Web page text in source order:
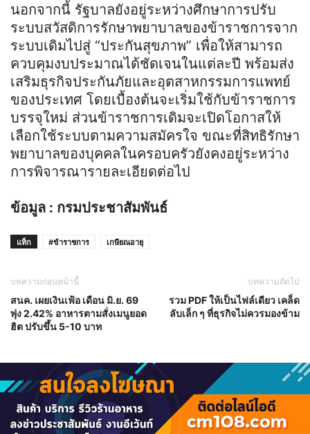
นอกจากนี้ รัฐบาลยังอยู่ระหว่างศึกษาการปรับ
ระบบสวัสดิการรักษาพยาบาลของข้าราชการจาก
ระบบเดิมไปสู่ “ประกันสุขภาพ” เพื่อให้สามารถ
ควบคุมงบประมาณได้ชัดเจนในแต่ละปี พร้อมส่ง
เสริมธุรกิจประกันภัยและอุตสาหกรรมการแพทย์
ของประเทศ โดยเบื้องต้นจะเริ่มใช้กับข้าราชการ
บรรจุใหม่ ส่วนข้าราชการเดิมจะเปิดโอกาสให้
เลือกใช้ระบบตามความสมัครใจ ขณะที่สิทธิรักษา
พยาบาลของบุคคลในครอบครัวยังคงอยู่ระหว่าง
การพิจารณารายละเอียดต่อไป
ข้อมูล : กรมประชาสัมพันธ์
แท็ก #ข้าราชการ เกษียณอายุ
บทความก่อนหน้านี้
สนค. เผยเงินเฟ้อ เดือน มิ.ย. 69
พุ่ง 2.42% อาหารตามสั่งเมนูยอด
ฮิต ปรับขึ้น 5-10 บาท
บทความถัดไป
รวม PDF ให้เป็นไฟล์เดียว เคล็ด
ลับเล็ก ๆ ที่ธุรกิจไม่ควรมองข้าม